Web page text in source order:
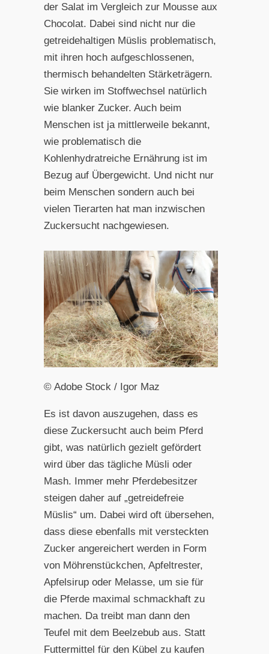
der Salat im Vergleich zur Mousse aux
Chocolat. Dabei sind nicht nur die
getreidehaltigen Müslis problematisch,
mit ihren hoch aufgeschlossenen,
thermisch behandelten Stärketrägern.
Sie wirken im Stoffwechsel natürlich
wie blanker Zucker. Auch beim
Menschen ist ja mittlerweile bekannt,
wie problematisch die
Kohlenhydratreiche Ernährung ist im
Bezug auf Übergewicht. Und nicht nur
beim Menschen sondern auch bei
vielen Tierarten hat man inzwischen
Zuckersucht nachgewiesen.
© Adobe Stock / Igor Maz
Es ist davon auszugehen, dass es
diese Zuckersucht auch beim Pferd
gibt, was natürlich gezielt gefördert
wird über das tägliche Müsli oder
Mash. Immer mehr Pferdebesitzer
steigen daher auf „getreidefreie
Müslis“ um. Dabei wird oft übersehen,
dass diese ebenfalls mit versteckten
Zucker angereichert werden in Form
von Möhrenstückchen, Apfeltrester,
Apfelsirup oder Melasse, um sie für
die Pferde maximal schmackhaft zu
machen. Da treibt man dann den
Teufel mit dem Beelzebub aus. Statt
Futtermittel für den Kübel zu kaufen